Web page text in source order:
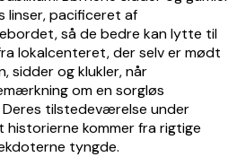
pacificeret af
så de bedre kan lytte til
lokalcenteret, der selv er mødt
sidder og klukler, når
om en sorgløs
tilstedeværelse under
historierne kommer fra rigtige
tyngde.